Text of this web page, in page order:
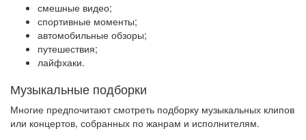
смешные видео;
спортивные моменты;
автомобильные обзоры;
путешествия;
лайфхаки.
Музыкальные подборки
Многие предпочитают смотреть подборку музыкальных клипов
или концертов, собранных по жанрам и исполнителям.